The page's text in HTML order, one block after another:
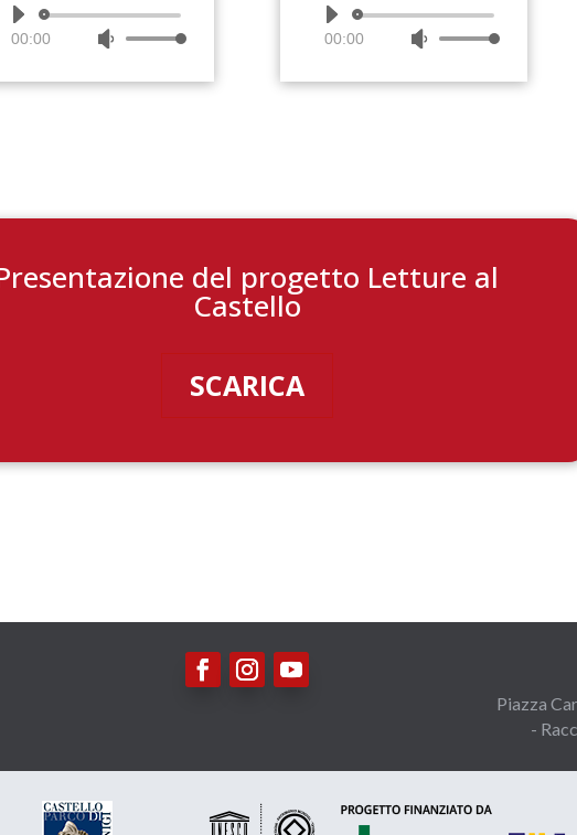
Audio
Player
00:00
Usa
tasti
o
volume.
Audio
Player
00:00
Usa
tasti
o
volume.
del progetto Letture al
Castello
SCARICA
Piazza
-